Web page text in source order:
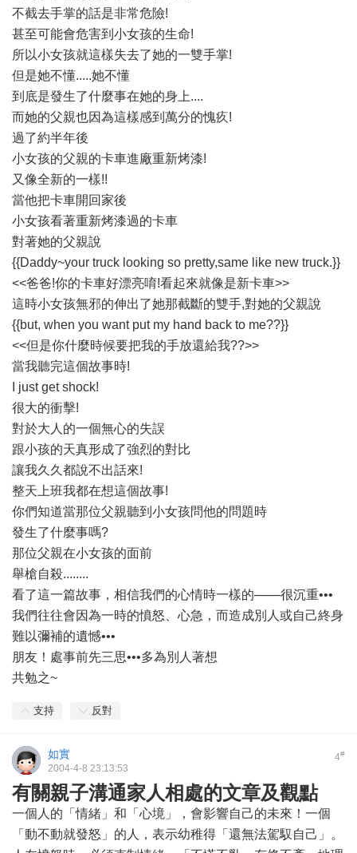
不截去手掌的話是非常危險!
甚至可能會危害到小女孩的生命!
所以小女孩就這樣失去了她的一雙手掌!
但是她不懂.....她不懂
到底是發生了什麼事在她的身上....
而她的父親也因為這樣感到萬分的愧疚!
過了約半年後
小女孩的父親的卡車進廠重新烤漆!
又像全新的一樣!!
當他把卡車開回家後
小女孩看著重新烤漆過的卡車
對著她的父親說
{{Daddy~your truck looking so pretty,same like new truck.}}
<<爸爸!你的卡車好漂亮唷!看起來就像是新卡車>>
這時小女孩無邪的伸出了她那截斷的雙手,對她的父親說
{{but, when you want put my hand back to me??}}
<<但是你什麼時候要把我的手放還給我??>>
當我聽完這個故事時!
I just get shock!
很大的衝擊!
對於大人的一個無心的失誤
跟小孩的天真形成了強烈的對比
讓我久久都說不出話來!
整天上班我都在想這個故事!
你們知道當那位父親聽到小女孩問他的問題時
發生了什麼事嗎?
那位父親在小女孩的面前
舉槍自殺........
看了這一篇故事，相信我們的心情時一樣的───很沉重•••
我們往往會因為一時的憤怒、心急，而造成別人或自己終身
難以彌補的遺憾•••
朋友！處事前先三思•••多為別人著想
共勉之~
支持 反對
4#
如實
2004-4-8 23:13:53
有關親子溝通家人相處的文章及觀點
一個人的「情緒」和「心境」，會影響自己的未來！一個
「動不動就發怒」的人，表示幼稚得「還無法駕馭自己」。